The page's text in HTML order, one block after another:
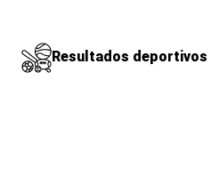
Resultados deportivos